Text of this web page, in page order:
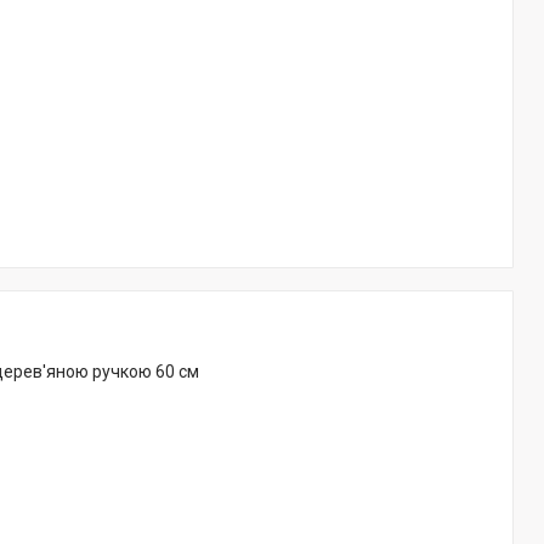
ручкою 60 см